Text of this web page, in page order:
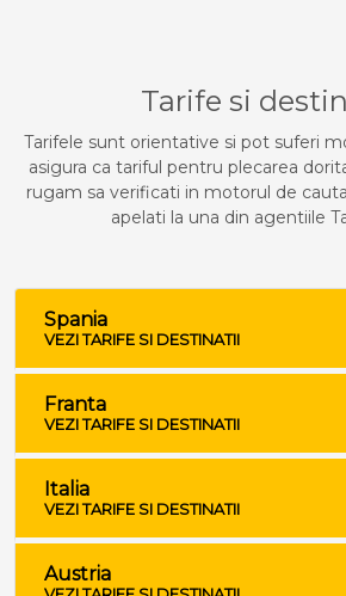
Tarife si
Tarifele sunt orientative si pot suferi
asigura ca tariful pentru plecarea
rugam sa verificati in motorul de
apelati la una din agentiile
Spania
VEZI TARIFE SI DESTINATII
Franta
VEZI TARIFE SI DESTINATII
Italia
VEZI TARIFE SI DESTINATII
Austria